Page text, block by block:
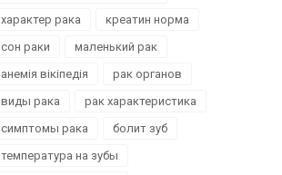
характер рака
креатин норма
сон раки
маленький рак
анемія вікіпедія
рак органов
виды рака
рак характеристика
симптомы рака
болит зуб
температура на зубы